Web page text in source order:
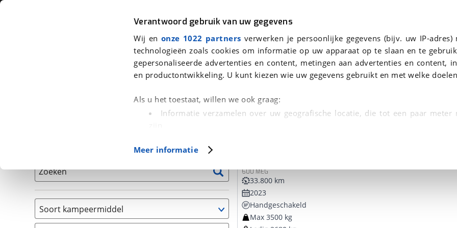
Verantwoord gebruik van uw gegevens
Wij en onze 1022 partners verwerken je persoonlijke gegevens (bijv. uw IP-adres)
technologieën zoals cookies om informatie op uw apparaat op te slaan en te
gepersonaliseerde advertenties en content, metingen aan advertenties en content,
en productontwikkeling. U kunt kiezen wie uw gegevens gebruikt en met welke
Als u het toestaat, willen we ook graag:
Informatie verzamelen over uw geografische locatie, die tot een paar meter
(fingerprinting)
in. U kunt uw toestemming op elk moment wijzigen of
Cookieverklaring.
Met cookies en vergelijkbare technieken zorgen we voor een betere en meer
Functionele cookies zorgen ervoor dat de website goed werkt. Ook gebruiken we
Meer informatie
Auto Fiets Motor
Kampeervoertuigen
We hebben 5 kampeervoertuigen voor je gevonden
Zoeken
Soort kampeermiddel
Camper (5)
600 MEG
33.800 km
2023
Handgeschakeld
Max 3500 kg